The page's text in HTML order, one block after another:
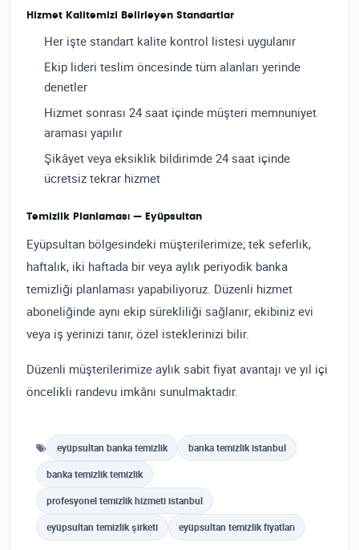
Hizmet Kalitemizi Belirleyen Standartlar
Her işte standart kalite kontrol listesi uygulanır
Ekip lideri teslim öncesinde tüm alanları yerinde
denetler
Hizmet sonrası 24 saat içinde müşteri memnuniyet
araması yapılır
Şikâyet veya eksiklik bildirimde 24 saat içinde
ücretsiz tekrar hizmet
Temizlik Planlaması — Eyüpsultan
Eyüpsultan bölgesindeki müşterilerimize; tek seferlik,
haftalık, iki haftada bir veya aylık periyodik banka
temizliği planlaması yapabiliyoruz. Düzenli hizmet
aboneliğinde aynı ekip sürekliliği sağlanır; ekibiniz evi
veya iş yerinizi tanır, özel isteklerinizi bilir.
Düzenli müşterilerimize aylık sabit fiyat avantajı ve yıl içi
öncelikli randevu imkânı sunulmaktadır.
eyüpsultan banka temizlik banka temizlik istanbul
banka temizlik temizlik
profesyonel temizlik hizmeti istanbul
eyüpsultan temizlik şirketi eyüpsultan temizlik fiyatları